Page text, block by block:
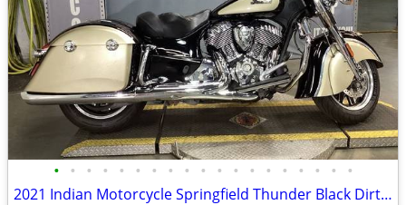
• • • • • • • • • • • • • • • • • • •
2021 Indian Motorcycle Springfield Thunder Black Dirt Track Tan